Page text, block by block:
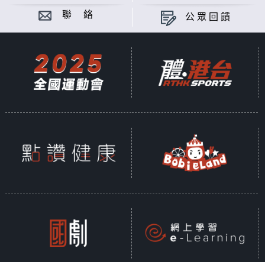
聯 絡 公眾回饋